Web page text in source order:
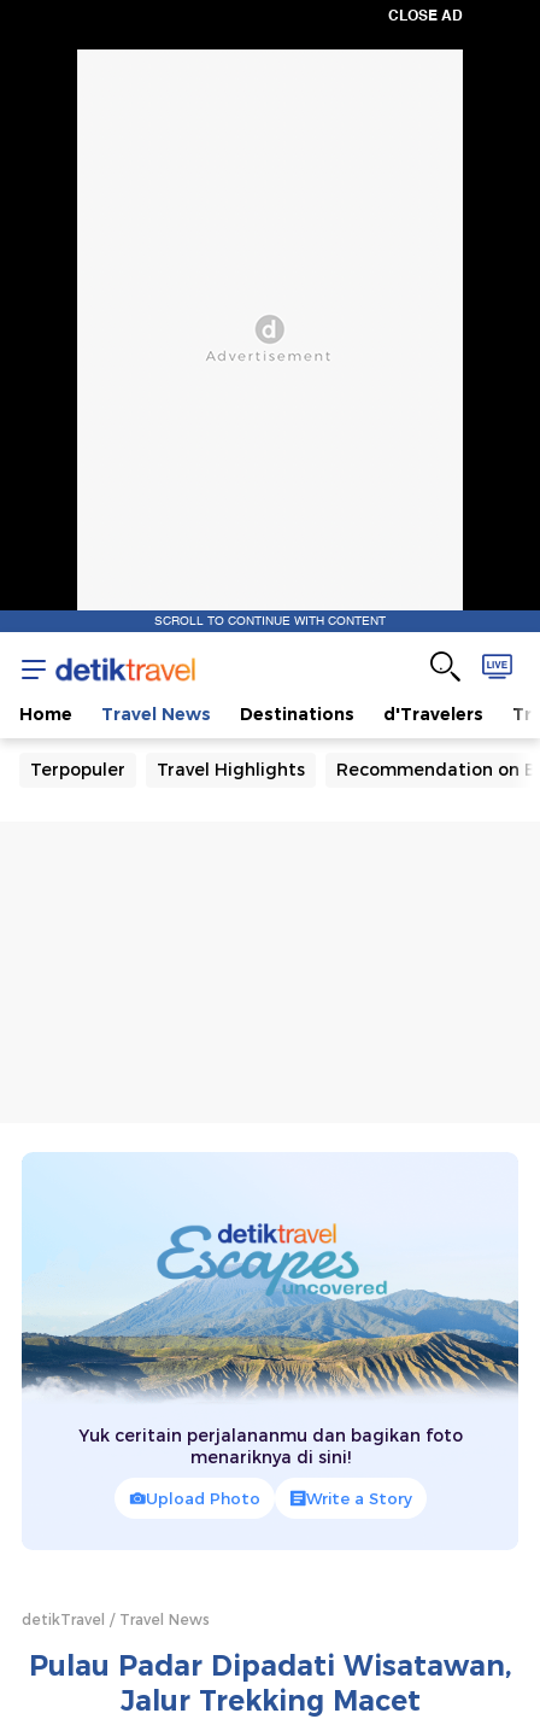
CLOSE AD
SCROLL TO CONTINUE WITH CONTENT
Home Travel News Destinations d'Travelers
Terpopuler Travel Highlights Recommendation on
Yuk ceritain perjalananmu dan bagikan foto
menariknya di sini!
Upload Photo Write a Story
detikTravel Travel News
Pulau Padar Dipadati Wisatawan,
Jalur Trekking Macet